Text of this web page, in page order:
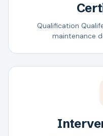
Qualification
maintenance